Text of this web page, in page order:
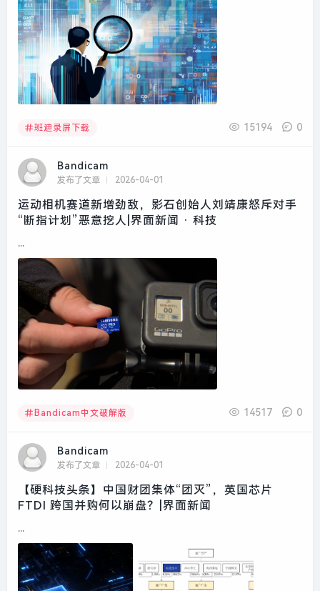
班迪录屏下载 15194 0
Bandicam
发布了文章 2026-04-01
运动相机赛道新增劲敌，影石创始人刘靖康怒斥对手
“断指计划”恶意挖人|界面新闻 · 科技
...
Bandicam中文破解版 14517 0
Bandicam
发布了文章 2026-04-01
【硬科技头条】中国财团集体“团灭”，英国芯片
FTDI 跨国并购何以崩盘？|界面新闻
...